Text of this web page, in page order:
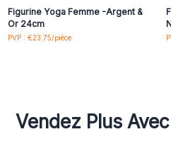
Figurine Yoga Femme -Argent &
Or 24cm
PVP : €23.75/pièce
Vendez Plus